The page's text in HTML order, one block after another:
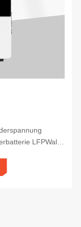
EU-Lager Wandmontierte Energiespeicherbatterie LFPWall-10kwh